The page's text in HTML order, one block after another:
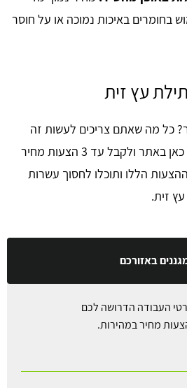
בחומרים באיכות נמוכה או על חוסר
עץ זית
כל מה שאתם צריכים לעשות זה
לשלוח את הפרטים שלכם כאן באתר ולקבל עד 3 הצעות מחיר
הללו ותוכלו לחסוך עשרות
זית.
באזורכם
העבודה הדרושה לכם
מחיר במהירות.